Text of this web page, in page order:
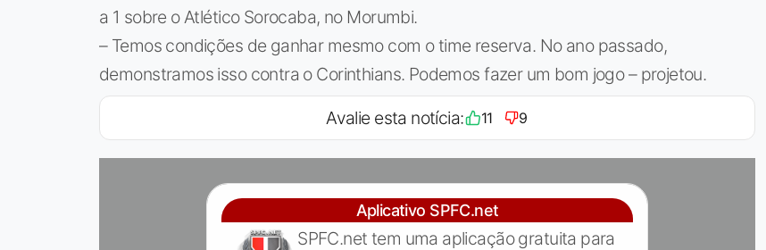
a 1 sobre o Atlético Sorocaba, no Morumbi.
– Temos condições de ganhar mesmo com o time reserva. No ano passado,
demonstramos isso contra o Corinthians. Podemos fazer um bom jogo – projetou.
Avalie esta notícia: 11 9
Aplicativo SPFC.net
SPFC.net tem uma aplicação gratuita para